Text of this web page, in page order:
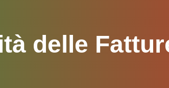
delle